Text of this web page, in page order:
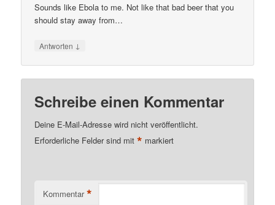
Sounds like Ebola to me. Not like that bad beer that you
should stay away from…
Antworten ↓
Schreibe einen Kommentar
Deine E-Mail-Adresse wird nicht veröffentlicht.
Erforderliche Felder sind mit* markiert
Kommentar *